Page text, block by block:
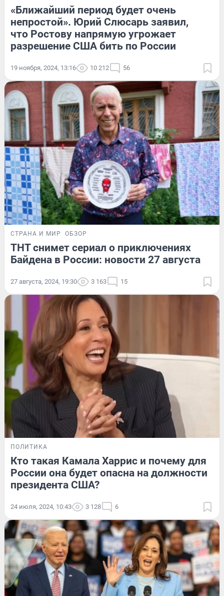
«Ближайший период будет очень
непростой». Юрий Слюсарь заявил,
что Ростову напрямую угрожает
разрешение США бить по России
19 ноября, 2024, 13:16 10 212 56
СТРАНА И МИР ОБЗОР
ТНТ снимет сериал о приключениях
Байдена в России: новости 27 августа
27 августа, 2024, 19:30 3 163 15
ПОЛИТИКА
Кто такая Камала Харрис и почему для
России она будет опасна на должности
президента США?
24 июля, 2024, 10:43 3 128 6